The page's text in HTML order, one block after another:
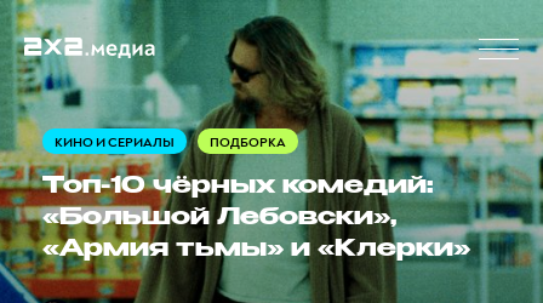
КИНО И СЕРИАЛЫ ПОДБОРКА
Топ-10 чёрных комедий:
«Большой Лебовски»,
«Армия тьмы» и «Клерки»